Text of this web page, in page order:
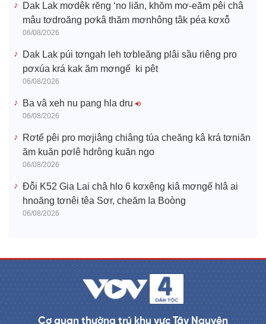
Dak Lak mơdêk rĕng ‘no liăn, khŏm mơ-eăm pêi châ
mâu tơdroăng pơkâ thăm mơnhông tâk péa kơxô̆
06/08/2026
Dak Lak púi tơngah leh tơbleăng plâi sầu riêng pro
pơxúa krá kak ăm mơngế ki pêt
06/08/2026
Ba vâ xeh nu pang hla dru
06/08/2026
Rơtế pêi pro mơjiâng chiâng túa cheăng kâ krá tơniăn
ăm kuăn pơlê hdrông kuăn ngo
06/08/2026
Đô̆i K52 Gia Lai châ hlo 6 kơxêng kiâ mơngế hlâ ai
hnoăng tơnêi têa Sơr, cheăm Ia Boòng
06/08/2026
Cơ quan thường trú khu vực Tây Nguyên